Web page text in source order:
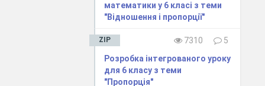
математики у 6 класі з теми
"Відношення і пропорції"
ZIP 7310
5
Розробка інтегрованого уроку
для 6 класу з теми
"Пропорція"